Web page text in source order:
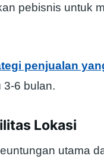
pebisnis untuk
penjualan
3-6 bulan.
Lokasi
utama